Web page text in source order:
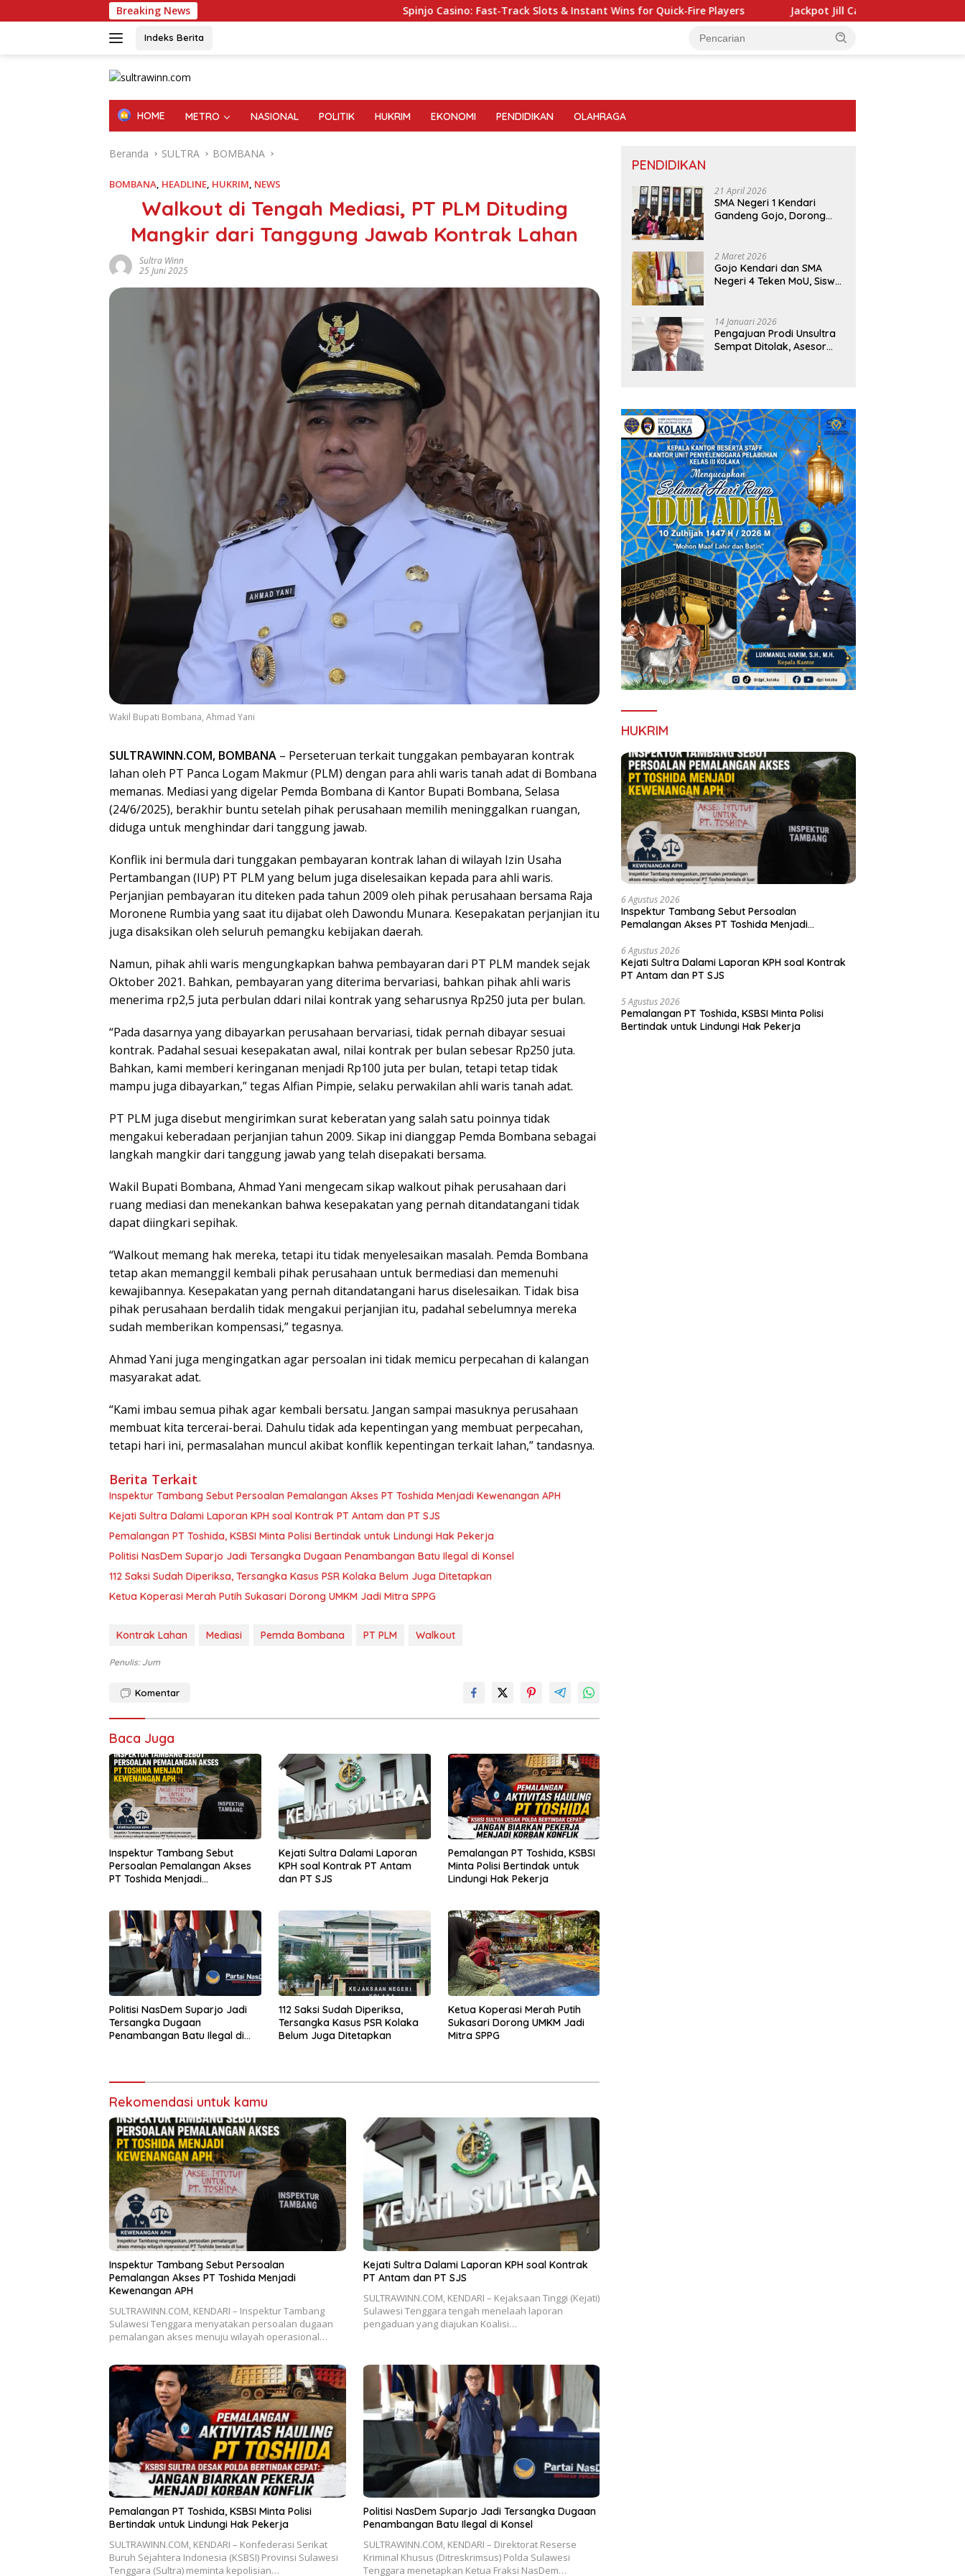
ke
Breaking News Spinjo Casino: Fast‑Track Slots & Instant Wins for Quick‑Fire Players Jackpot Jill Casino: Quick Hits and Instant Wins on the
Indeks Berita
HOME METRO NASIONAL POLITIK HUKRIM EKONOMI PENDIDIKAN OLAHRAGA
Beranda SULTRA BOMBANA
BOMBANA HEADLINE HUKRIM NEWS
Walkout di Tengah Mediasi, PT PLM Dituding
Mangkir dari Tanggung Jawab Kontrak Lahan
Sultra Winn
25 Juni 2025
Wakil Bupati Bombana, Ahmad Yani
SULTRAWINN.COM, BOMBANA – Perseteruan terkait tunggakan pembayaran kontrak
lahan oleh PT Panca Logam Makmur (PLM) dengan para ahli waris tanah adat di Bombana
memanas. Mediasi yang digelar Pemda Bombana di Kantor Bupati Bombana, Selasa
(24/6/2025), berakhir buntu setelah pihak perusahaan memilih meninggalkan ruangan,
diduga untuk menghindar dari tanggung jawab.
Konflik ini bermula dari tunggakan pembayaran kontrak lahan di wilayah Izin Usaha
Pertambangan (IUP) PT PLM yang belum juga diselesaikan kepada para ahli waris.
Perjanjian pembayaran itu diteken pada tahun 2009 oleh pihak perusahaan bersama Raja
Moronene Rumbia yang saat itu dijabat oleh Dawondu Munara. Kesepakatan perjanjian itu
juga disaksikan oleh seluruh pemangku kebijakan daerah.
Namun, pihak ahli waris mengungkapkan bahwa pembayaran dari PT PLM mandek sejak
Oktober 2021. Bahkan, pembayaran yang diterima bervariasi, bahkan pihak ahli waris
menerima rp2,5 juta perbulan ddari nilai kontrak yang seharusnya Rp250 juta per bulan.
“Pada dasarnya yang dibayarkan perusahaan bervariasi, tidak pernah dibayar sesuai
kontrak. Padahal sesuai kesepakatan awal, nilai kontrak per bulan sebesar Rp250 juta.
Bahkan, kami memberi keringanan menjadi Rp100 juta per bulan, tetapi tetap tidak
mampu juga dibayarkan,” tegas Alfian Pimpie, selaku perwakilan ahli waris tanah adat.
PT PLM juga disebut mengirimkan surat keberatan yang salah satu poinnya tidak
mengakui keberadaan perjanjian tahun 2009. Sikap ini dianggap Pemda Bombana sebagai
langkah mangkir dari tanggung jawab yang telah disepakati bersama.
Wakil Bupati Bombana, Ahmad Yani mengecam sikap walkout pihak perusahaan dari
ruang mediasi dan menekankan bahwa kesepakatan yang pernah ditandatangani tidak
dapat diingkari sepihak.
“Walkout memang hak mereka, tetapi itu tidak menyelesaikan masalah. Pemda Bombana
tetap akan memanggil kembali pihak perusahaan untuk bermediasi dan memenuhi
kewajibannya. Kesepakatan yang pernah ditandatangani harus diselesaikan. Tidak bisa
pihak perusahaan berdalih tidak mengakui perjanjian itu, padahal sebelumnya mereka
sudah memberikan kompensasi,” tegasnya.
Ahmad Yani juga mengingatkan agar persoalan ini tidak memicu perpecahan di kalangan
masyarakat adat.
“Kami imbau semua pihak agar kembali bersatu. Jangan sampai masuknya perusahaan
membuat kita tercerai-berai. Dahulu tidak ada kepentingan yang membuat perpecahan,
tetapi hari ini, permasalahan muncul akibat konflik kepentingan terkait lahan,” tandasnya.
Berita Terkait
Inspektur Tambang Sebut Persoalan Pemalangan Akses PT Toshida Menjadi Kewenangan APH
Kejati Sultra Dalami Laporan KPH soal Kontrak PT Antam dan PT SJS
Pemalangan PT Toshida, KSBSI Minta Polisi Bertindak untuk Lindungi Hak Pekerja
Politisi NasDem Suparjo Jadi Tersangka Dugaan Penambangan Batu Ilegal di Konsel
112 Saksi Sudah Diperiksa, Tersangka Kasus PSR Kolaka Belum Juga Ditetapkan
Ketua Koperasi Merah Putih Sukasari Dorong UMKM Jadi Mitra SPPG
Kontrak Lahan Mediasi Pemda Bombana PT PLM Walkout
Penulis: Jum
Komentar
Baca Juga
Inspektur Tambang Sebut
Persoalan Pemalangan Akses
PT Toshida Menjadi
Kejati Sultra Dalami Laporan
KPH soal Kontrak PT Antam
dan PT SJS
Pemalangan PT Toshida, KSBSI
Minta Polisi Bertindak untuk
Lindungi Hak Pekerja
Politisi NasDem Suparjo Jadi
Tersangka Dugaan
Penambangan Batu Ilegal di
112 Saksi Sudah Diperiksa,
Tersangka Kasus PSR Kolaka
Belum Juga Ditetapkan
Ketua Koperasi Merah Putih
Sukasari Dorong UMKM Jadi
Mitra SPPG
Rekomendasi untuk kamu
Inspektur Tambang Sebut Persoalan
Pemalangan Akses PT Toshida Menjadi
Kewenangan APH
SULTRAWINN.COM, KENDARI – Inspektur Tambang
Sulawesi Tenggara menyatakan persoalan dugaan
pemalangan akses menuju wilayah operasional…
Kejati Sultra Dalami Laporan KPH soal Kontrak
PT Antam dan PT SJS
SULTRAWINN.COM, KENDARI – Kejaksaan Tinggi (Kejati)
Sulawesi Tenggara tengah menelaah laporan
pengaduan yang diajukan Koalisi…
Pemalangan PT Toshida, KSBSI Minta Polisi
Bertindak untuk Lindungi Hak Pekerja
SULTRAWINN.COM, KENDARI – Konfederasi Serikat
Buruh Sejahtera Indonesia (KSBSI) Provinsi Sulawesi
Tenggara (Sultra) meminta kepolisian…
Politisi NasDem Suparjo Jadi Tersangka Dugaan
Penambangan Batu Ilegal di Konsel
SULTRAWINN.COM, KENDARI – Direktorat Reserse
Kriminal Khusus (Ditreskrimsus) Polda Sulawesi
Tenggara menetapkan Ketua Fraksi NasDem…
PENDIDIKAN
21 April 2026
SMA Negeri 1 Kendari
Gandeng Gojo, Dorong
2 Maret 2026
Gojo Kendari dan SMA
Negeri 4 Teken MoU, Siswa
14 Januari 2026
Pengajuan Prodi Unsultra
Sempat Ditolak, Asesor
HUKRIM
6 Agustus 2026
Inspektur Tambang Sebut Persoalan
Pemalangan Akses PT Toshida Menjadi
6 Agustus 2026
Kejati Sultra Dalami Laporan KPH soal Kontrak
PT Antam dan PT SJS
5 Agustus 2026
Pemalangan PT Toshida, KSBSI Minta Polisi
Bertindak untuk Lindungi Hak Pekerja